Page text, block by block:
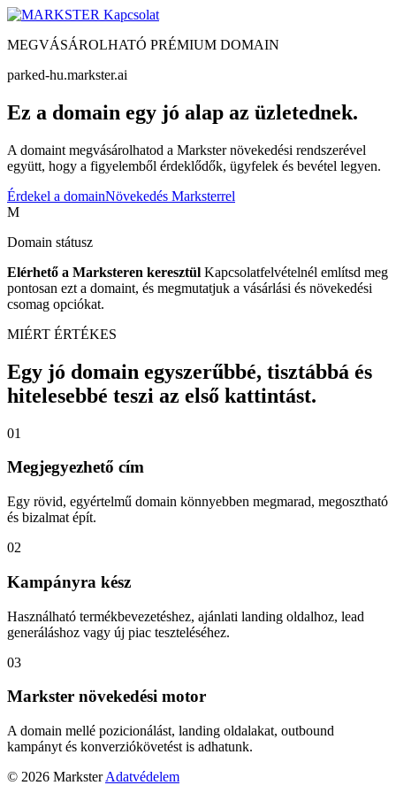
Kapcsolat
MEGVÁSÁROLHATÓ PRÉMIUM DOMAIN
parked-hu.markster.ai
Ez a domain egy jó alap az üzletednek.
A domaint megvásárolhatod a Markster növekedési rendszerével
együtt, hogy a figyelemből érdeklődők, ügyfelek és bevétel legyen.
Érdekel a domainNövekedés Marksterrel
M
Domain státusz
Elérhető a Marksteren keresztül Kapcsolatfelvételnél említsd meg
pontosan ezt a domaint, és megmutatjuk a vásárlási és növekedési
csomag opciókat.
MIÉRT ÉRTÉKES
Egy jó domain egyszerűbbé, tisztábbá és
hitelesebbé teszi az első kattintást.
01
Megjegyezhető cím
Egy rövid, egyértelmű domain könnyebben megmarad, megosztható
és bizalmat épít.
02
Kampányra kész
Használható termékbevezetéshez, ajánlati landing oldalhoz, lead
generáláshoz vagy új piac teszteléséhez.
03
Markster növekedési motor
A domain mellé pozicionálást, landing oldalakat, outbound
kampányt és konverziókövetést is adhatunk.
© 2026 Markster Adatvédelem